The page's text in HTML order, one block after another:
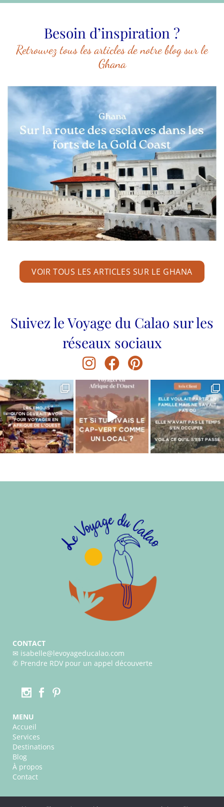
Besoin d’inspiration ?
Retrouvez tous les articles de notre blog sur le
Ghana
janvier 30, 2020
Sur la route des esclaves du Ghana de Cape Coast
à Elmina
AFRIQUE /GHANA
VOIR TOUS LES ARTICLES SUR LE GHANA
Suivez le Voyage du Calao sur les
réseaux sociaux
CONTACT
✉︎ isabelle@levoyageducalao.com
✆ Prendre RDV pour un appel découverte
MENU
Accueil
Services
Destinations
Blog
À propos
Contact